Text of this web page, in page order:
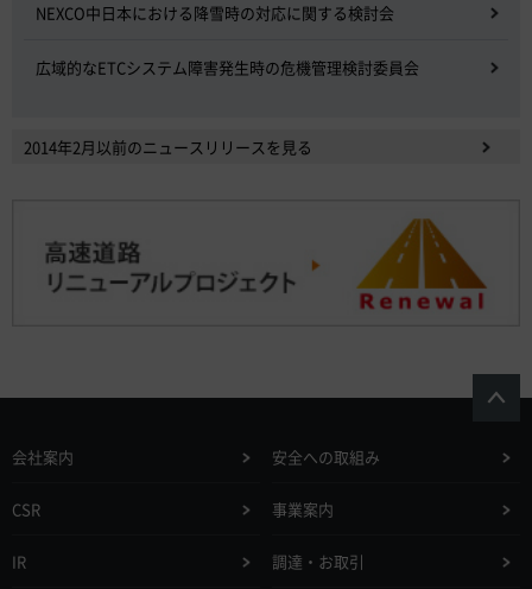
NEXCO中日本における降雪時の対応に関する検討会
広域的なETCシステム障害発生時の危機管理検討委員会
2014年2月以前のニュースリリースを見る
会社案内 安全への取組み
CSR 事業案内
IR 調達・お取引